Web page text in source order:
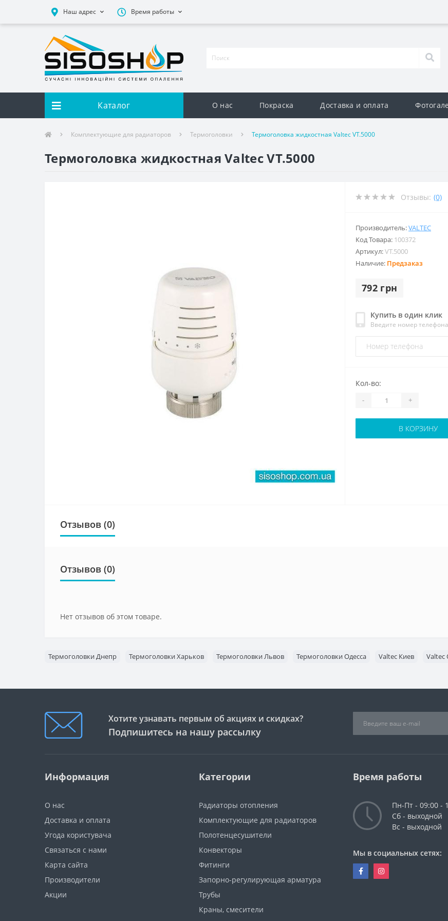
Наш адрес Время работы
Каталог О нас Покраска Доставка и оплата
Комплектующие для радиаторов Термоголовки Термоголовка жидкостная Valtec VT.5000
Термоголовка жидкостная Valtec VT.5000
Отзывы: (0)
Производитель:VALTEC
Код Товара: 100372
Артикул:VT.5000
Наличие: Предзаказ
792 грн
Купить в один клик
Введите номер
Кол-во:
- +
В КОРЗИНУ
Отзывов (0)
Отзывов (0)
Нет отзывов об этом товаре.
Термоголовки Днепр Термоголовки Харьков Термоголовки Львов Термоголовки Одесса Valtec Киев Valtec
Хотите узнавать первым об акциях и скидках?
Подпишитесь на нашу рассылку
Информация
О нас
Доставка и оплата
Угода користувача
Связаться с нами
Карта сайта
Производители
Акции
Категории
Радиаторы отопления
Комплектующие для радиаторов
Полотенцесушители
Конвекторы
Фитинги
Запорно-регулирующая арматура
Трубы
Краны, смесители
Время работы
Пн-Пт - 09:00 -
Сб - выходной
Вс - выходной
Мы в социальных сетях: